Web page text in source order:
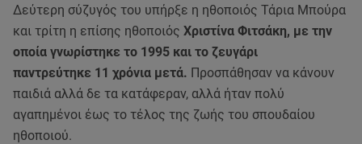
Δεύτερη σύζυγός του υπήρξε η ηθοποιός Τάρια Μπούρα
και τρίτη η επίσης ηθοποιός Χριστίνα Φιτσάκη, με την
οποία γνωρίστηκε το 1995 και το ζευγάρι
παντρεύτηκε 11 χρόνια μετά. Προσπάθησαν να κάνουν
παιδιά αλλά δε τα κατάφεραν, αλλά ήταν πολύ
αγαπημένοι έως το τέλος της ζωής του σπουδαίου
ηθοποιού.